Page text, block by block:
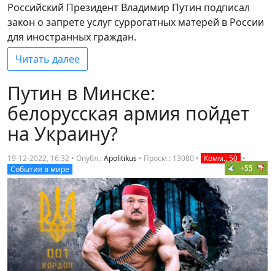
Российский Президент Владимир Путин подписал
закон о запрете услуг суррогатных матерей в России
для иностранных граждан.
Читать далее
Путин в Минске:
белорусская армия пойдет
на Украину?
19-12-2022, 16:32 • Опубл.:Apolitikus • Просм.: 13080 • Комм.: 50 •
События в мире
+55